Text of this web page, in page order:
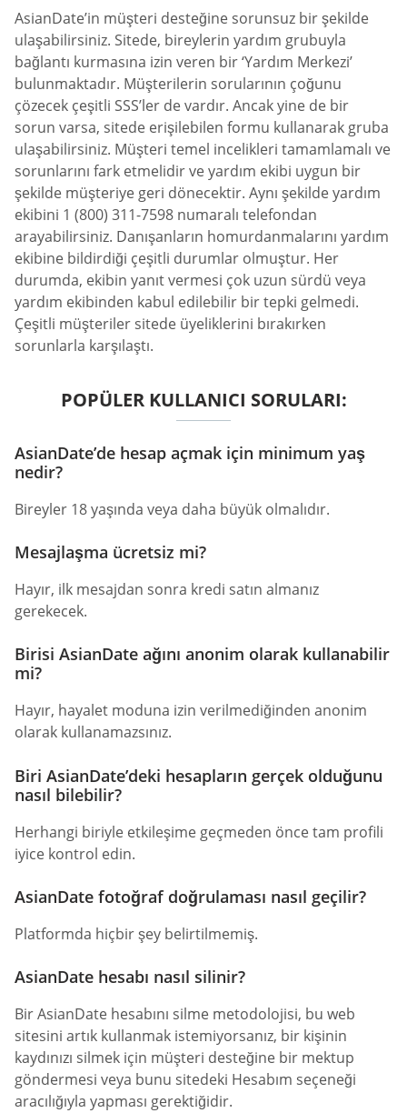
AsianDate’in müşteri desteğine sorunsuz bir şekilde
ulaşabilirsiniz. Sitede, bireylerin yardım grubuyla
bağlantı kurmasına izin veren bir ‘Yardım Merkezi’
bulunmaktadır. Müşterilerin sorularının çoğunu
çözecek çeşitli SSS’ler de vardır. Ancak yine de bir
sorun varsa, sitede erişilebilen formu kullanarak gruba
ulaşabilirsiniz. Müşteri temel incelikleri tamamlamalı ve
sorunlarını fark etmelidir ve yardım ekibi uygun bir
şekilde müşteriye geri dönecektir. Aynı şekilde yardım
ekibini 1 (800) 311-7598 numaralı telefondan
arayabilirsiniz. Danışanların homurdanmalarını yardım
ekibine bildirdiği çeşitli durumlar olmuştur. Her
durumda, ekibin yanıt vermesi çok uzun sürdü veya
yardım ekibinden kabul edilebilir bir tepki gelmedi.
Çeşitli müşteriler sitede üyeliklerini bırakırken
sorunlarla karşılaştı.
POPÜLER KULLANICI SORULARI:
AsianDate’de hesap açmak için minimum yaş
nedir?
Bireyler 18 yaşında veya daha büyük olmalıdır.
Mesajlaşma ücretsiz mi?
Hayır, ilk mesajdan sonra kredi satın almanız
gerekecek.
Birisi AsianDate ağını anonim olarak kullanabilir
mi?
Hayır, hayalet moduna izin verilmediğinden anonim
olarak kullanamazsınız.
Biri AsianDate’deki hesapların gerçek olduğunu
nasıl bilebilir?
Herhangi biriyle etkileşime geçmeden önce tam profili
iyice kontrol edin.
AsianDate fotoğraf doğrulaması nasıl geçilir?
Platformda hiçbir şey belirtilmemiş.
AsianDate hesabı nasıl silinir?
Bir AsianDate hesabını silme metodolojisi, bu web
sitesini artık kullanmak istemiyorsanız, bir kişinin
kaydınızı silmek için müşteri desteğine bir mektup
göndermesi veya bunu sitedeki Hesabım seçeneği
aracılığıyla yapması gerektiğidir.